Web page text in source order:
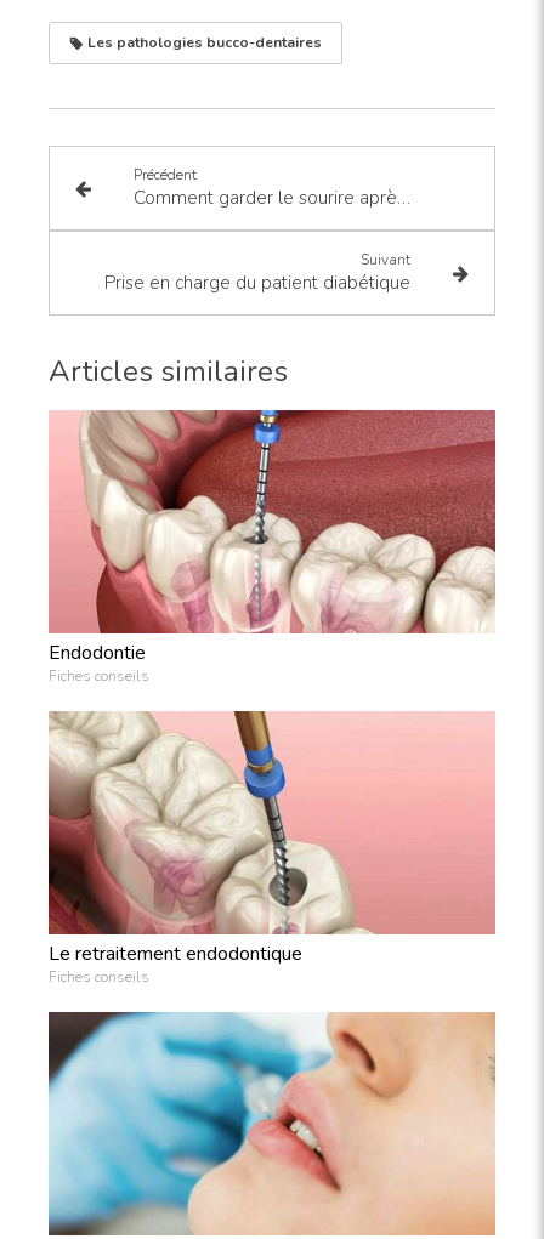
Les pathologies bucco-dentaires
Précédent
Comment garder le sourire après une extraction dentaire ?
Suivant
Prise en charge du patient diabétique
Articles similaires
Endodontie
Fiches conseils
Le retraitement endodontique
Fiches conseils